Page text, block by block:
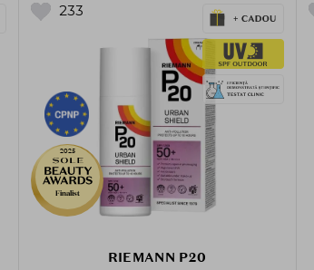
233
2025
Finalist
RIEMANN P20